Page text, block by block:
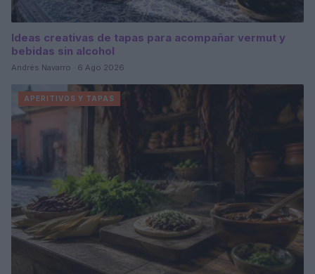
Ideas creativas de tapas para acompañar vermut y
bebidas sin alcohol
Andrés Navarro · 6 Ago 2026
APERITIVOS Y TAPAS